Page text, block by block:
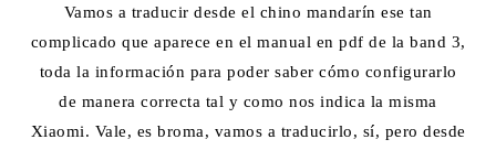
Vamos a traducir desde el chino mandarín ese tan
complicado que aparece en el manual en pdf de la band 3,
toda la información para poder saber cómo configurarlo
de manera correcta tal y como nos indica la misma
Xiaomi. Vale, es broma, vamos a traducirlo, sí, pero desde